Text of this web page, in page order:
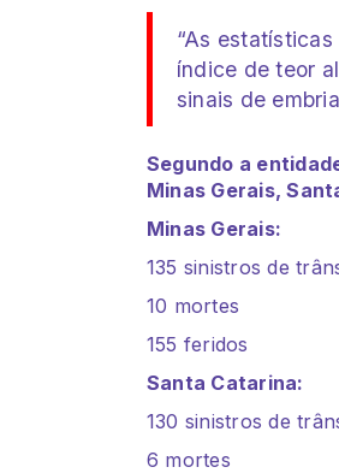
“As
índice de teor
sinais de
Segundo a
Minas Gerais,
Minas Gerais:
135 sinistros de
10 mortes
155 feridos
Santa Catarina:
130 sinistros de
6 mortes